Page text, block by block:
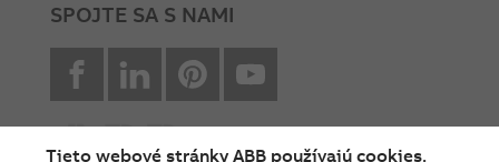
SPOJTE SA S NAMI
facebookLinkedin Pinterest
Tieto webové stránky ABB používajú cookies.